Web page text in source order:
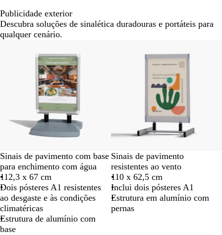
Publicidade exterior
Descubra soluções de sinalética duradouras e portáteis para
qualquer cenário.
Sinais de pavimento com base
para enchimento com água
112,3 x 67 cm
Dois pósteres A1 resistentes
ao desgaste e às condições
climatéricas
Estrutura de alumínio com
base
Sinais de pavimento
resistentes ao vento
110 x 62,5 cm
Inclui dois pósteres A1
Estrutura em alumínio com
pernas